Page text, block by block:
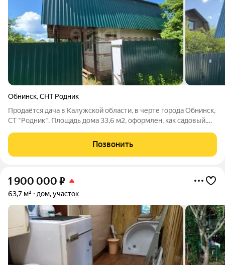
Обнинск,СНТ Родник
Продаётся дача в Калужской области, в черте города Обнинск,
СТ "Родник". Площадь дома 33,6 м2, оформлен, как садовый.
оформлен в собственность. Категория земель: Земли
населённых пунктов, вид
Позвонить
1 900 000 ₽
63,7 м² дом, участок